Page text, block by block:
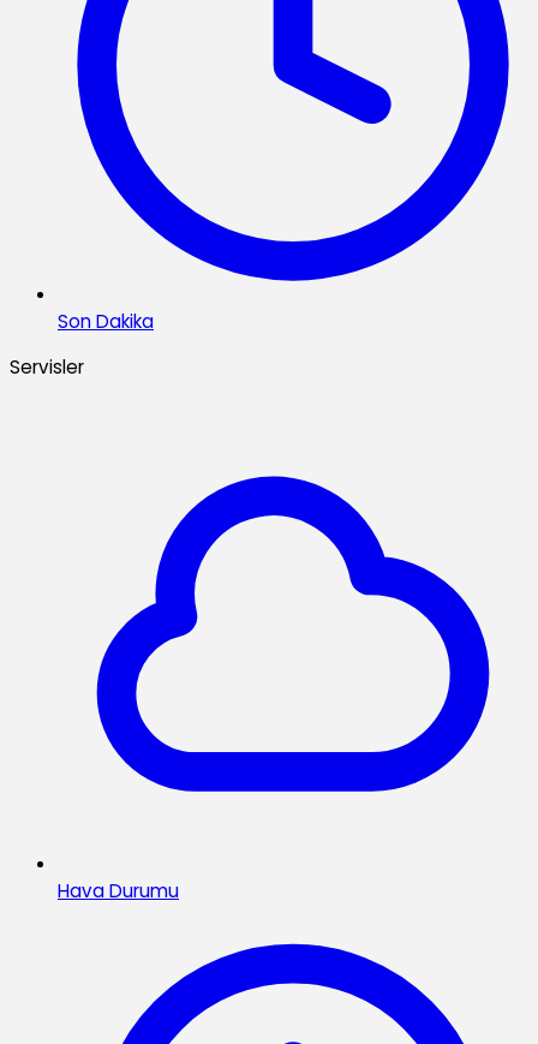
Son Dakika
Servisler
Hava Durumu